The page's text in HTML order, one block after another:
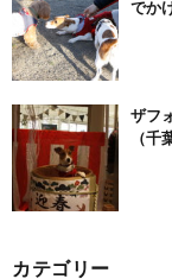
でか
ザフ
（
カテゴリー